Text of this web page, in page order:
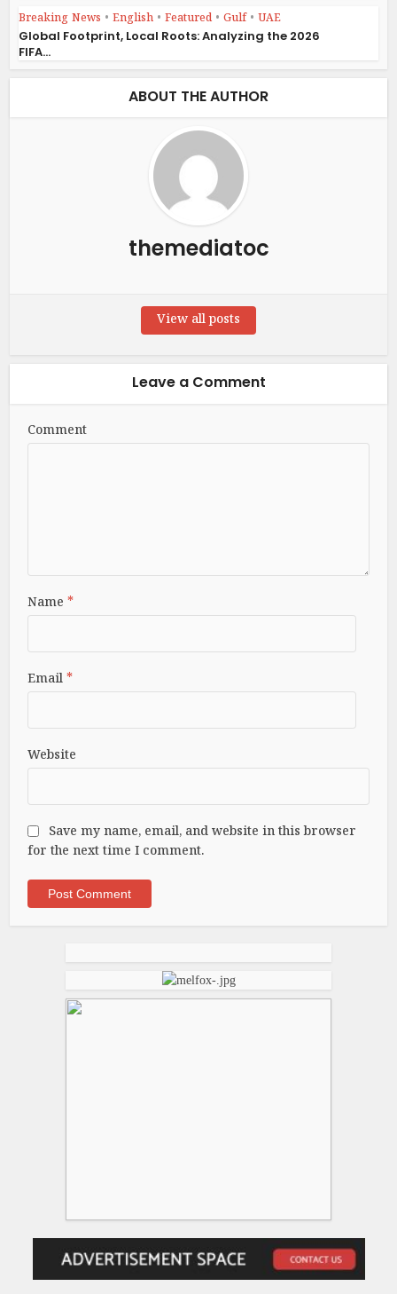
Breaking News • English • Featured • Gulf • UAE
Global Footprint, Local Roots: Analyzing the 2026
FIFA...
ABOUT THE AUTHOR
themediatoc
View all posts
Leave a Comment
Comment
Name*
Email*
Website
Save my name, email, and website in this browser
for the next time I comment.